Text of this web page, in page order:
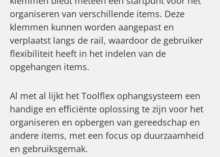
organiseren van verschillende items. Deze
klemmen kunnen worden aangepast en
verplaatst langs de rail, waardoor de gebruiker
flexibiliteit heeft in het indelen van de
opgehangen items.
Al met al lijkt het Toolflex ophangsysteem een
handige en efficiënte oplossing te zijn voor het
organiseren en opbergen van gereedschap en
andere items, met een focus op duurzaamheid
en gebruiksgemak.